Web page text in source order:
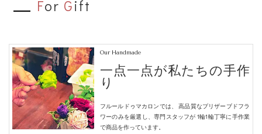
For Gift
Our Handmade
一点一点が私たちの手作
り
フルールドゥマカロンでは、
高品質なプリザーブドフラ
ワーのみを厳選し、専門スタッフが 1輪1輪丁寧に手作業
で商品を作っています。